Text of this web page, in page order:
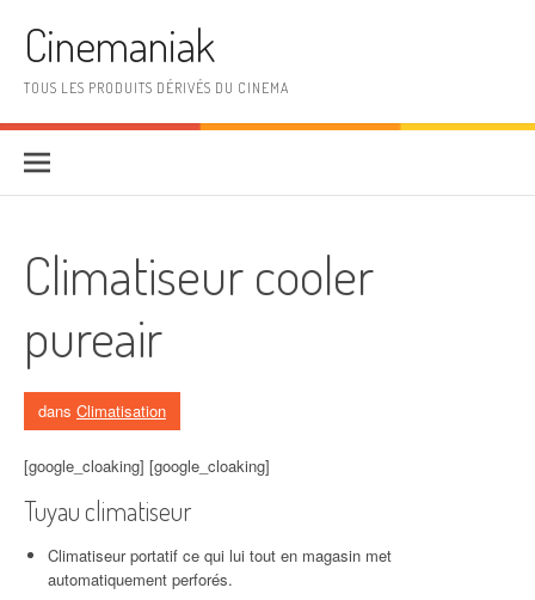
Cinemaniak
TOUS LES PRODUITS DÉRIVÉS DU CINEMA
Climatiseur cooler
pureair
dans Climatisation
[google_cloaking] [google_cloaking]
Tuyau climatiseur
Climatiseur portatif ce qui lui tout en magasin met
automatiquement perforés.